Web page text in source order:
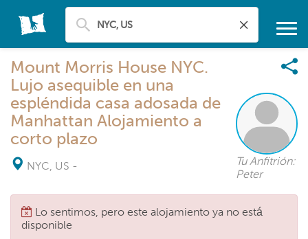
Mount Morris House NYC.
Lujo asequible en una
espléndida casa adosada de
Manhattan Alojamiento a
corto plazo
NYC, US -
Tu Anfitrión:
Peter
Lo sentimos, pero este alojamiento ya no está
disponible